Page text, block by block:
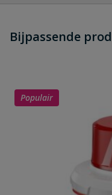
dit
Schrijf zelf een
Uw waardering:
Bijpassende
Populair